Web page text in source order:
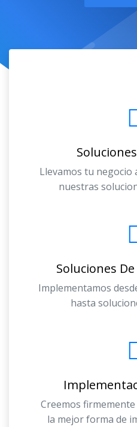
Llevamos tu negocio
nuestras
Soluciones
Implementamos
hasta
Creemos
la mejor forma de